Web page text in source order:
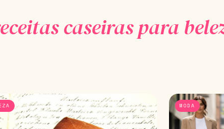
caseiras para
MODA